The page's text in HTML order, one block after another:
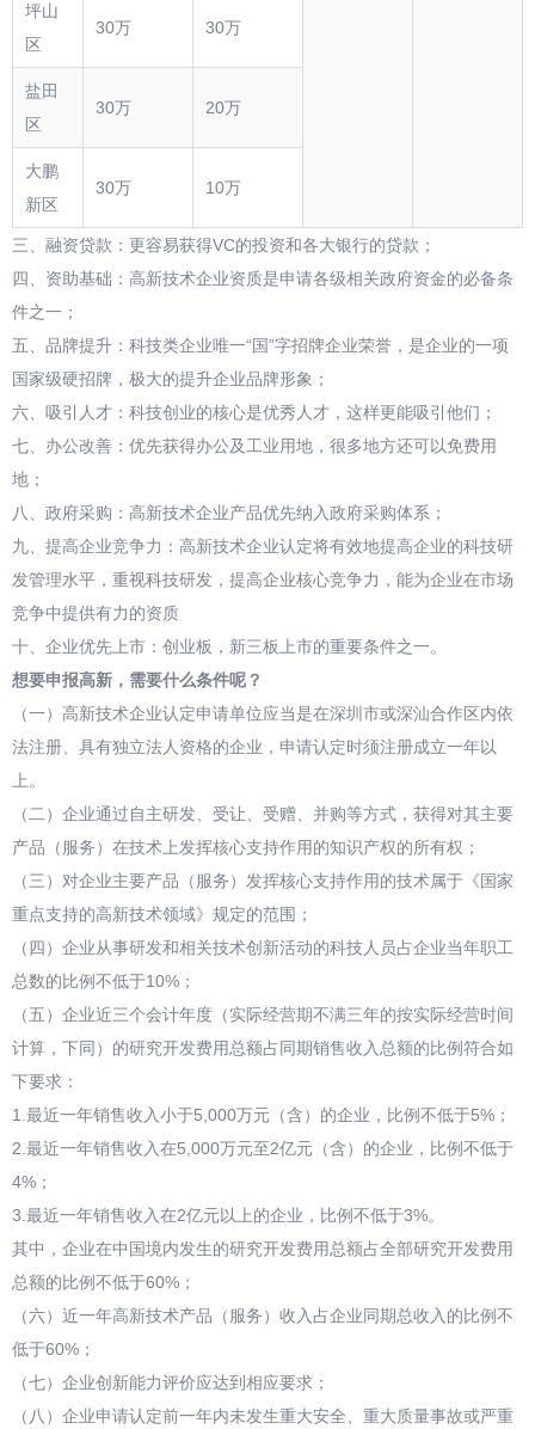
坪山
区
30万 30万
盐田
区
30万 20万
大鹏
新区
30万 10万
三、融资贷款：更容易获得VC的投资和各大银行的贷款；
四、资助基础：高新技术企业资质是申请各级相关政府资金的必备条
件之一；
五、品牌提升：科技类企业唯一“国”字招牌企业荣誉，是企业的一项
国家级硬招牌，极大的提升企业品牌形象；
六、吸引人才：科技创业的核心是优秀人才，这样更能吸引他们；
七、办公改善：优先获得办公及工业用地，很多地方还可以免费用
地；
八、政府采购：高新技术企业产品优先纳入政府采购体系；
九、提高企业竞争力：高新技术企业认定将有效地提高企业的科技研
发管理水平，重视科技研发，提高企业核心竞争力，能为企业在市场
竞争中提供有力的资质
十、企业优先上市：创业板，新三板上市的重要条件之一。
想要申报高新，需要什么条件呢？
（一）高新技术企业认定申请单位应当是在深圳市或深汕合作区内依
法注册、具有独立法人资格的企业，申请认定时须注册成立一年以
上。
（二）企业通过自主研发、受让、受赠、并购等方式，获得对其主要
产品（服务）在技术上发挥核心支持作用的知识产权的所有权；
（三）对企业主要产品（服务）发挥核心支持作用的技术属于《国家
重点支持的高新技术领域》规定的范围；
（四）企业从事研发和相关技术创新活动的科技人员占企业当年职工
总数的比例不低于10%；
（五）企业近三个会计年度（实际经营期不满三年的按实际经营时间
计算，下同）的研究开发费用总额占同期销售收入总额的比例符合如
下要求：
1.最近一年销售收入小于5,000万元（含）的企业，比例不低于5%；
2.最近一年销售收入在5,000万元至2亿元（含）的企业，比例不低于
4%；
3.最近一年销售收入在2亿元以上的企业，比例不低于3%。
其中，企业在中国境内发生的研究开发费用总额占全部研究开发费用
总额的比例不低于60%；
（六）近一年高新技术产品（服务）收入占企业同期总收入的比例不
低于60%；
（七）企业创新能力评价应达到相应要求；
（八）企业申请认定前一年内未发生重大安全、重大质量事故或严重